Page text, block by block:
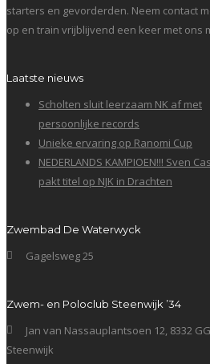
starters en gevorderden. Neem contact
op en train vrijblijvend een keer met ons
Laatste nieuws
Scholten sluit leerzaam NK af met
persoonlijke records
Unieke ervaring op Ranomi Cup
NEDERLANDS KAMPIOEN!!! Sven
pakt titel op NJK in Drachten
Zwembad De Waterwyck
Gagelsweg 25
Zwem- en Poloclub Steenwijk ’34
Jan van Nassauplantsoen 12, 8332 GG
Steenwijk